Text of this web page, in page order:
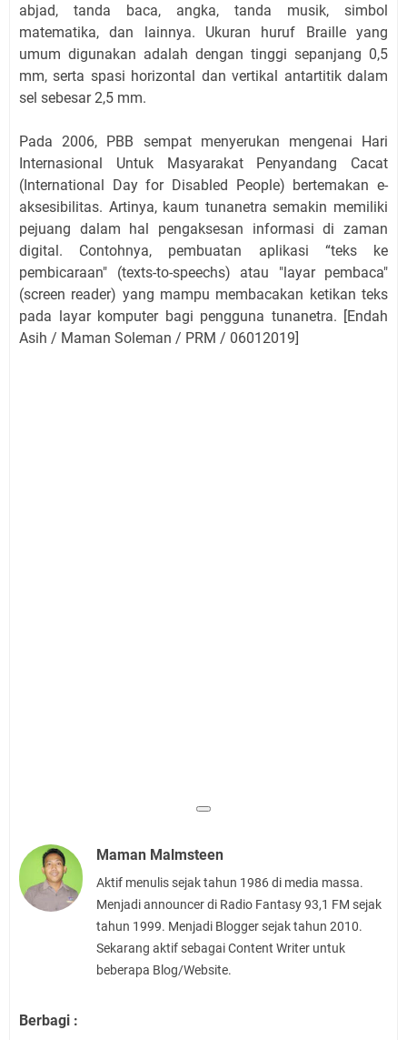
abjad, tanda baca, angka, tanda musik, simbol
matematika, dan lainnya. Ukuran huruf Braille yang
umum digunakan adalah dengan tinggi sepanjang 0,5
mm, serta spasi horizontal dan vertikal antartitik dalam
sel sebesar 2,5 mm.
Pada 2006, PBB sempat menyerukan mengenai Hari
Internasional Untuk Masyarakat Penyandang Cacat
(International Day for Disabled People) bertemakan e-
aksesibilitas. Artinya, kaum tunanetra semakin memiliki
pejuang dalam hal pengaksesan informasi di zaman
digital. Contohnya, pembuatan aplikasi “teks ke
pembicaraan" (texts-to-speechs) atau "layar pembaca"
(screen reader) yang mampu membacakan ketikan teks
pada layar komputer bagi pengguna tunanetra. [Endah
Asih / Maman Soleman / PRM / 06012019]
Maman Malmsteen
Aktif menulis sejak tahun 1986 di media massa.
Menjadi announcer di Radio Fantasy 93,1 FM sejak
tahun 1999. Menjadi Blogger sejak tahun 2010.
Sekarang aktif sebagai Content Writer untuk
beberapa Blog/Website.
Berbagi :